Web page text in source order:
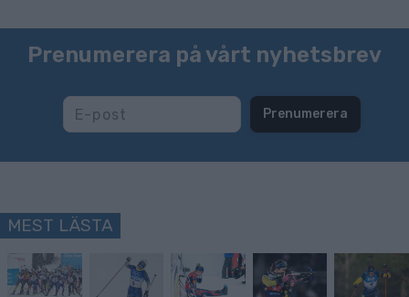
Prenumerera på vårt nyhetsbrev
Prenumerera
MEST LÄSTA